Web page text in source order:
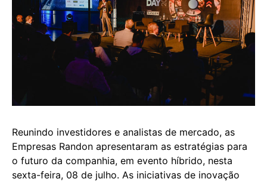
Reunindo investidores e analistas de mercado, as
Empresas Randon apresentaram as estratégias para
o futuro da companhia, em evento híbrido, nesta
sexta-feira, 08 de julho. As iniciativas de inovação